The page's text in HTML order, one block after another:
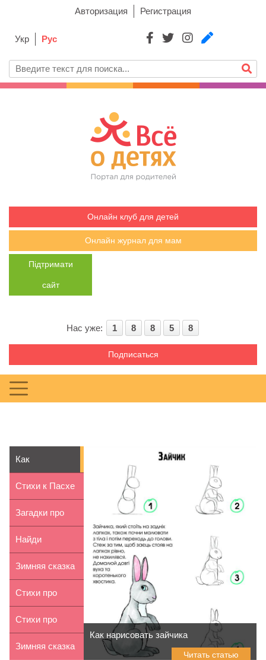
Авторизация Регистрация
Укр Рус
Онлайн клуб для детей
Онлайн журнал для мам
Підтримати
сайт
Нас уже: 1 8 8 5 8
Подписаться
Как
нарисовать
зайчика
Стихи к Пасхе
для детей 7-8
лет
Загадки про
весну для
детей 2-4...
Найди
картинку.
Готовим
подарки!
Зимняя сказка
«Морозко»
Стихи про
осень для
детей 9-10 ...
Стихи про
бабушку для
Зимняя сказка
Как нарисовать зайчика
Читать статью